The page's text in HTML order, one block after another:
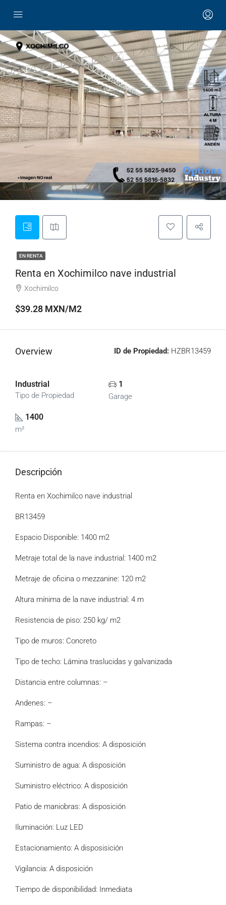
EN RENTA
Renta en Xochimilco nave industrial
Xochimilco
$39.28 MXN/M2
Overview ID de Propiedad: HZBR13459
Industrial
Tipo de Propiedad
1
Garage
1400
m²
Descripción
Renta en Xochimilco nave industrial
BR13459
Espacio Disponible: 1400 m2
Metraje total de la nave industrial: 1400 m2
Metraje de oficina o mezzanine: 120 m2
Altura mínima de la nave industrial: 4 m
Resistencia de piso: 250 kg/ m2
Tipo de muros: Concreto
Tipo de techo: Lámina traslucidas y galvanizada
Distancia entre columnas: –
Andenes: –
Rampas: –
Sistema contra incendios: A disposición
Suministro de agua: A disposición
Suministro eléctrico: A disposición
Patio de maniobras: A disposición
Iluminación: Luz LED
Estacionamiento: A disposisición
Vigilancia: A disposición
Tiempo de disponibilidad: Inmediata